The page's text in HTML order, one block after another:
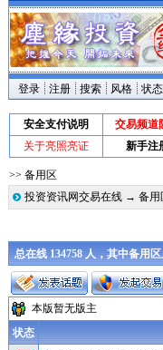
登录 注册 搜索 风格 状态
安全支付说明 交易频道
关于亮照亮证
新手注
>> 备用区
投资资讯网交易在线→ 备用
总在线 134758 人，其中备用
本版暂无版主
状态